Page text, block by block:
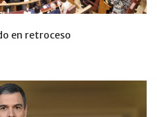
en retroceso